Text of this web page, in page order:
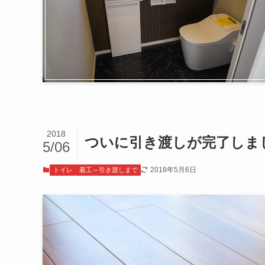
ついに引き渡しが完了しま
2018
5/06
トイレ 着工～引き渡しまで 2018年5月6日